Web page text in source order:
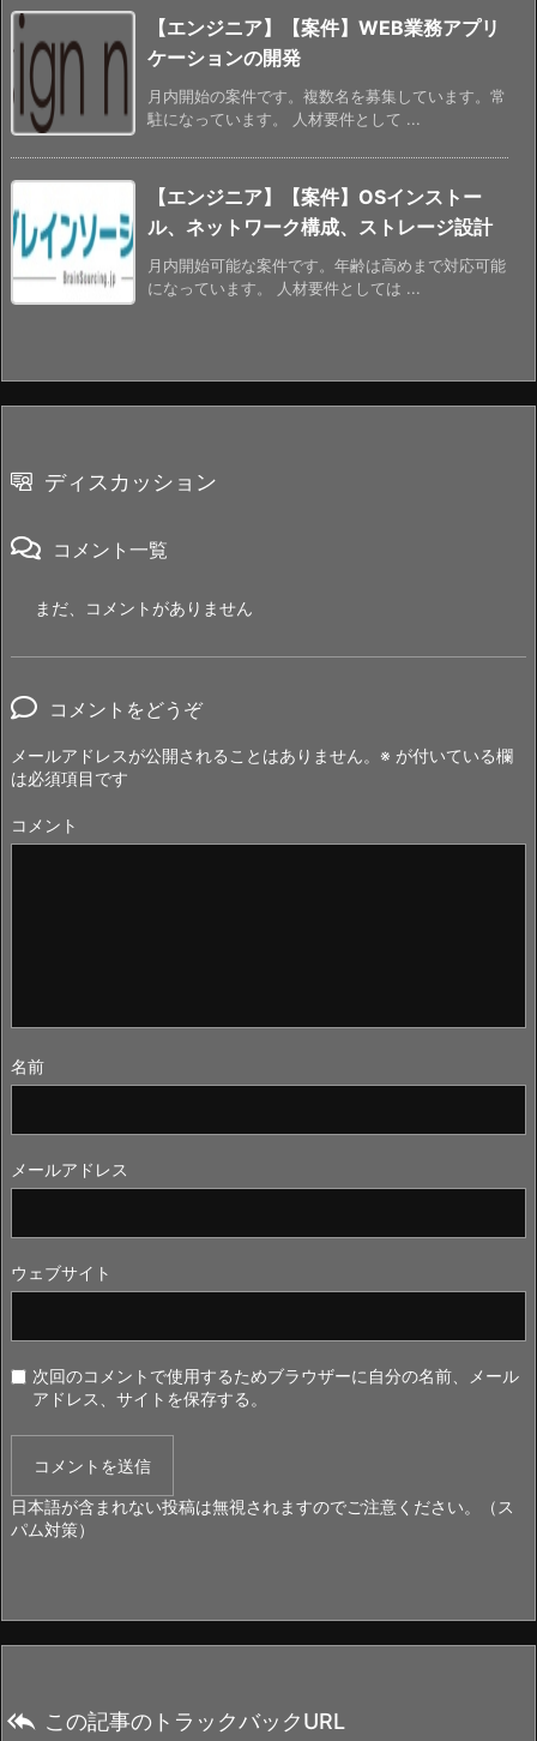
【エンジニア】【案件】WEB業務アプリ
ケーションの開発
月内開始の案件です。複数名を募集しています。常
駐になっています。 人材要件として ...
【エンジニア】【案件】OSインストー
ル、ネットワーク構成、ストレージ設計
月内開始可能な案件です。年齢は高めまで対応可能
になっています。 人材要件としては ...
ディスカッション
コメント一覧
まだ、コメントがありません
コメントをどうぞ
メールアドレスが公開されることはありません。 ※ が付いている欄
は必須項目です
コメント
名前
メールアドレス
ウェブサイト
次回のコメントで使用するためブラウザーに自分の名前、メール
アドレス、サイトを保存する。
日本語が含まれない投稿は無視されますのでご注意ください。（ス
パム対策）
 この記事のトラックバックURL